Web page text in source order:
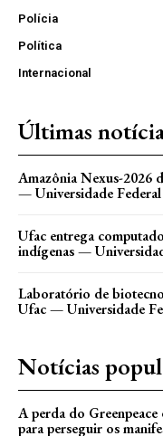
Polícia
Política
Internacional
Últimas
Amazônia Nexus-2026
— Universidade
Ufac entrega
indígenas —
Laboratório de
Ufac — Universidade
Notícias
A perda do
para perseguir os